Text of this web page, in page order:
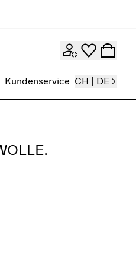
Kundenservice CH | DE